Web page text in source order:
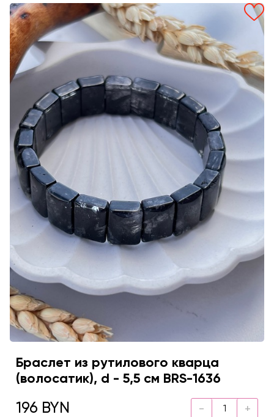
Браслет из рутилового кварца
(волосатик), d - 5,5 см BRS-1636
196 BYN